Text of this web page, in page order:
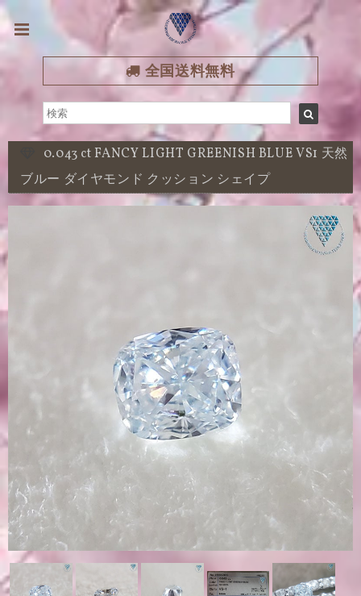
全国送料無料
0.043 ct FANCY LIGHT GREENISH BLUE VS1 天然
ブルー ダイヤモンド クッション シェイプ